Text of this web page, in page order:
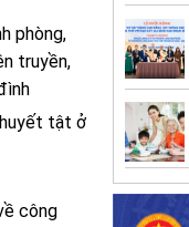
phòng,
truyền,
tật ở
công